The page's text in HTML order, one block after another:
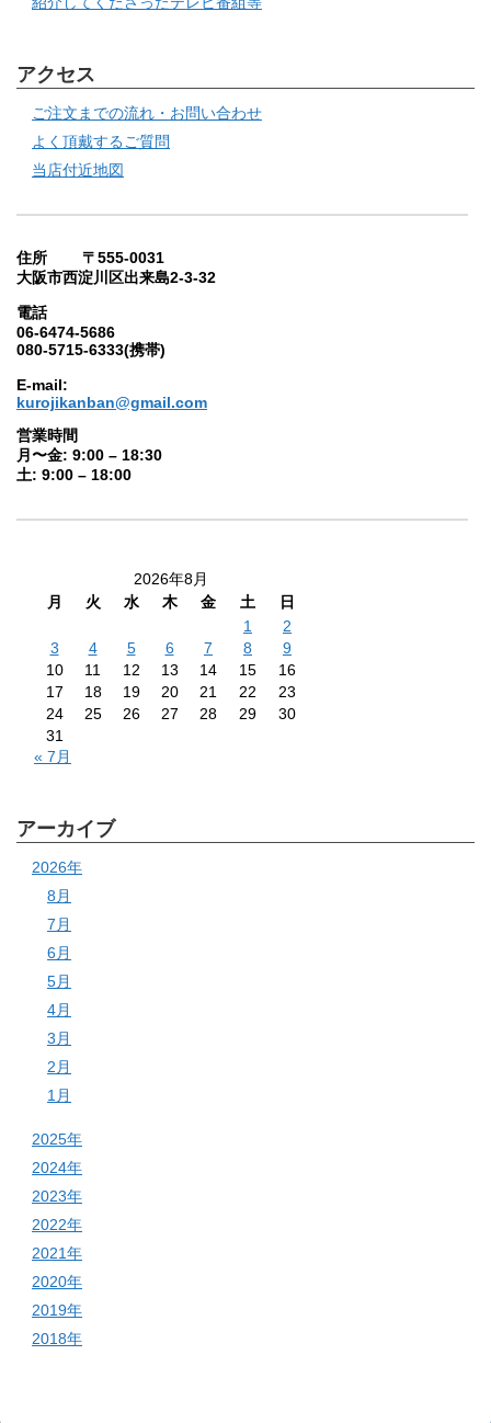
アクセス
ご注文までの流れ・お問い合わせ
よく頂戴するご質問
当店付近地図
住所 〒555-0031
大阪市西淀川区出来島2-3-32
電話
06-6474-5686
080-5715-6333(携帯)
E-mail:
kurojikanban@gmail.com
営業時間
月〜金: 9:00 – 18:30
土: 9:00 – 18:00
2026年8月
月
火 水 木 金 土
日
1
2
3
4 5 6 7 8
9
10
11 12 13 14 15
16
17
18 19 20 21 22
23
24
25 26 27 28 29
30
31
« 7月
アーカイブ
2026年
8月
7月
6月
5月
4月
3月
2月
1月
2025年
2024年
2023年
2022年
2021年
2020年
2019年
2018年